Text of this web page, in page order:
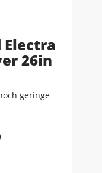
Electra
26in
geringe